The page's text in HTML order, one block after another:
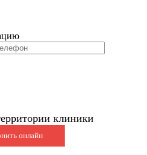
клиники
онлайн